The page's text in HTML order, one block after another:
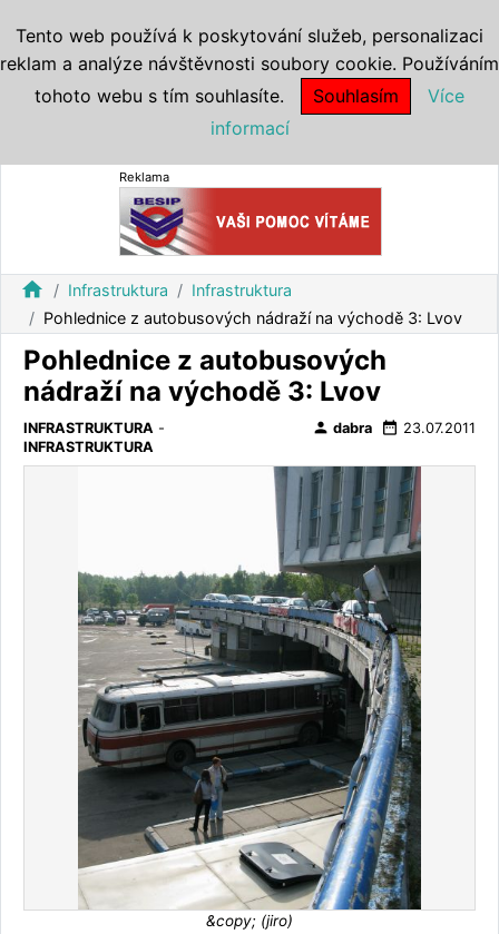
Reklama
home Infrastruktura
Infrastruktura
Pohlednice z autobusových nádraží na východě 3: Lvov
Pohlednice z autobusových
nádraží na východě 3: Lvov
INFRASTRUKTURA -
INFRASTRUKTURA
person dabra date_range 23.07.2011
&copy; (jiro)
Tento web používá k poskytování služeb, personalizaci
reklam a analýze návštěvnosti soubory cookie. Používáním
tohoto webu s tím souhlasíte.
Souhlasím
Více
informací